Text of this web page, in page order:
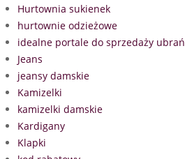
Hurtownia sukienek
hurtownie odzieżowe
idealne portale do sprzedaży ubrań
Jeans
jeansy damskie
Kamizelki
kamizelki damskie
Kardigany
Klapki